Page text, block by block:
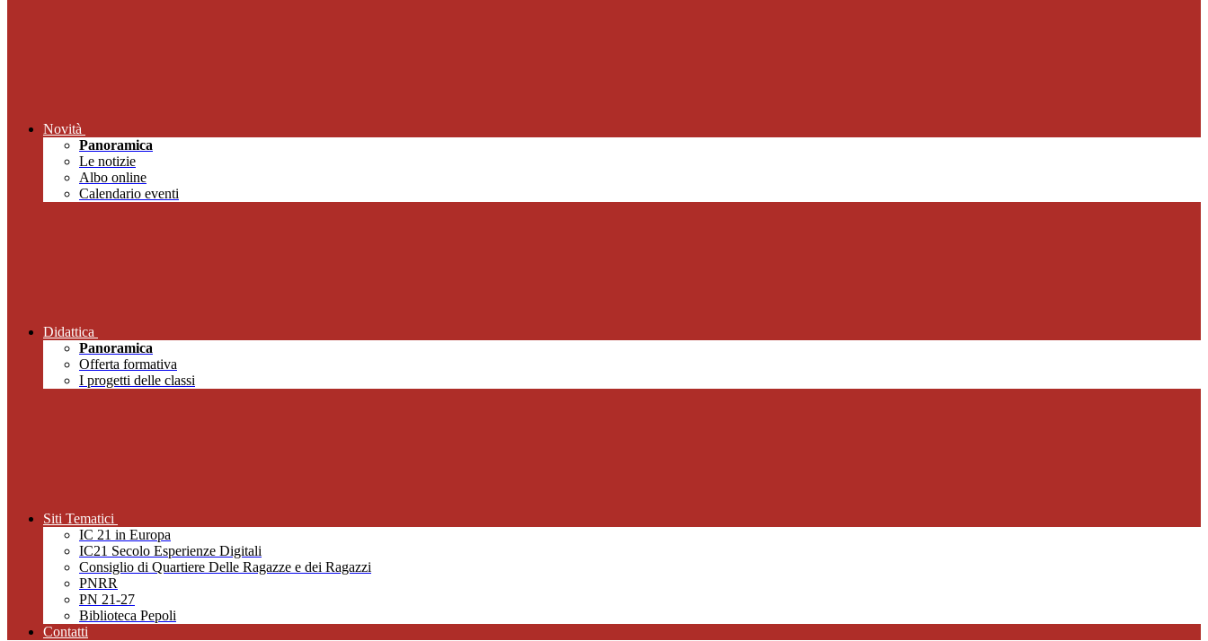
Novità
Panoramica
Le notizie
Albo online
Calendario eventi
Didattica
Panoramica
Offerta formativa
I progetti delle classi
Siti Tematici
IC 21 in Europa
IC21 Secolo Esperienze Digitali
Consiglio di Quartiere Delle Ragazze e dei Ragazzi
PNRR
PN 21-27
Biblioteca Pepoli
Contatti